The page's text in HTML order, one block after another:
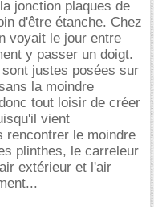
jonction plaques de
d'être étanche. Chez
voyait le jour entre
y passer un doigt.
justes posées sur
la moindre
tout loisir de créer
vient
rencontrer le moindre
plinthes, le carreleur
extérieur et l'air